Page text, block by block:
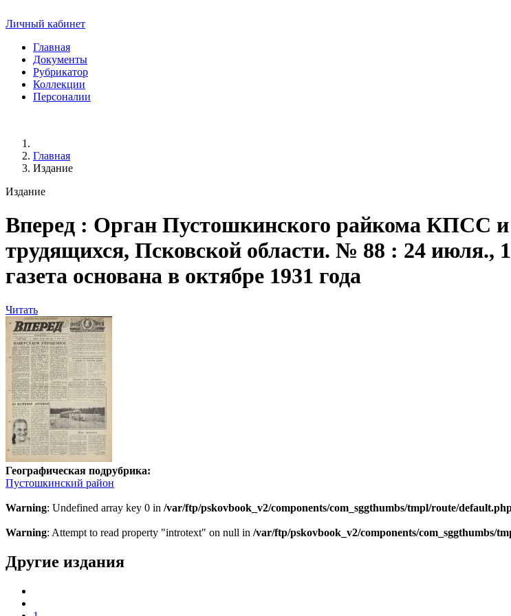
Личный кабинет
Главная
Документы
Рубрикатор
Коллекции
Персоналии
Главная
Издание
Издание
Вперед : Орган Пустошкинского райкома КПСС и
трудящихся, Псковской области. № 88 : 24 июля.,
газета основана в октябре 1931 года
Читать
Географическая подрубрика:
Пустошкинский район
Warning: Undefined array key 0 in /var/ftp/pskovbook_v2/components/com_sggthumbs/tmpl/route/
Warning: Attempt to read property "introtext" on null in /var/ftp/pskovbook_v2/components/com_sggthumbs/
Другие издания